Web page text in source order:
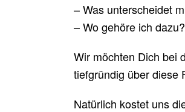
– Was unterscheidet
– Wo gehöre ich dazu?
Wir möchten Dich bei
tiefgründig über diese
Natürlich kostet uns